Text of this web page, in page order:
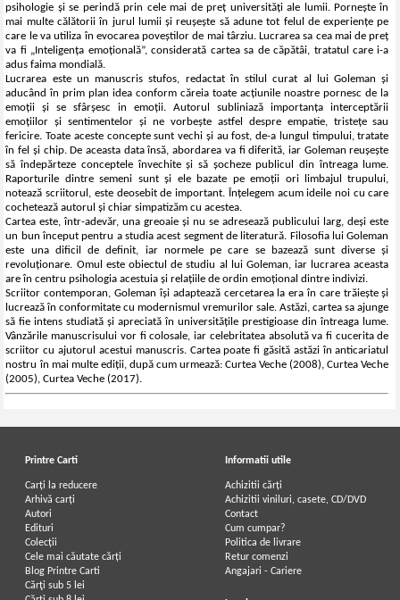
psihologie și se perindă prin cele mai de preț universități ale lumii. Pornește în
mai multe călătorii în jurul lumii și reușește să adune tot felul de experiențe pe
care le va utiliza în evocarea poveștilor de mai târziu. Lucrarea sa cea mai de preț
va fi „Inteligența emoțională”, considerată cartea sa de căpătâi, tratatul care i-a
adus faima mondială.
Lucrarea este un manuscris stufos, redactat în stilul curat al lui Goleman și
aducând în prim plan idea conform căreia toate acțiunile noastre pornesc de la
emoții și se sfârșesc in emoții. Autorul subliniază importanța interceptării
emoțiilor și sentimentelor și ne vorbește astfel despre empatie, tristețe sau
fericire. Toate aceste concepte sunt vechi și au fost, de-a lungul timpului, tratate
în fel și chip. De aceasta data însă, abordarea va fi diferită, iar Goleman reușește
să îndepărteze conceptele învechite și să șocheze publicul din întreaga lume.
Raporturile dintre semeni sunt și ele bazate pe emoții ori limbajul trupului,
notează scriitorul, este deosebit de important. Înțelegem acum ideile noi cu care
cochetează autorul și chiar simpatizăm cu acestea.
Cartea este, într-adevăr, una greoaie și nu se adresează publicului larg, deși este
un bun început pentru a studia acest segment de literatură. Filosofia lui Goleman
este una dificil de definit, iar normele pe care se bazează sunt diverse și
revoluționare. Omul este obiectul de studiu al lui Goleman, iar lucrarea aceasta
are în centru psihologia acestuia și relațiile de ordin emoțional dintre indivizi.
Scriitor contemporan, Goleman își adaptează cercetarea la era în care trăiește și
lucrează în conformitate cu modernismul vremurilor sale. Astăzi, cartea sa ajunge
să fie intens studiată și apreciată în universitățile prestigioase din întreaga lume.
Vânzările manuscrisului vor fi colosale, iar celebritatea absolută va fi cucerita de
scriitor cu ajutorul acestui manuscris. Cartea poate fi găsită astăzi în anticariatul
nostru în mai multe ediții, după cum urmează: Curtea Veche (2008), Curtea Veche
(2005), Curtea Veche (2017).
Printre Carti
Carți la reducere
Arhivă carți
Autori
Edituri
Colecții
Cele mai căutate cărți
Blog Printre Carti
Cărţi sub 5 lei
Informatii utile
Achizitii cărți
Achizitii viniluri, casete, CD/DVD
Contact
Cum cumpar?
Politica de livrare
Retur comenzi
Angajari - Cariere